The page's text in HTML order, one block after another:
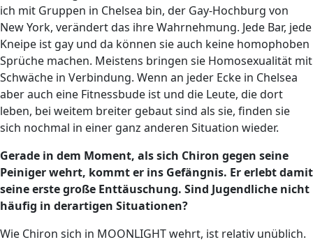
ich mit Gruppen in Chelsea bin, der Gay-Hochburg von
New York, verändert das ihre Wahrnehmung. Jede Bar, jede
Kneipe ist gay und da können sie auch keine homophoben
Sprüche machen. Meistens bringen sie Homosexualität mit
Schwäche in Verbindung. Wenn an jeder Ecke in Chelsea
aber auch eine Fitnessbude ist und die Leute, die dort
leben, bei weitem breiter gebaut sind als sie, finden sie
sich nochmal in einer ganz anderen Situation wieder.
Gerade in dem Moment, als sich Chiron gegen seine
Peiniger wehrt, kommt er ins Gefängnis. Er erlebt damit
seine erste große Enttäuschung. Sind Jugendliche nicht
häufig in derartigen Situationen?
Wie Chiron sich in MOONLIGHT wehrt, ist relativ unüblich.